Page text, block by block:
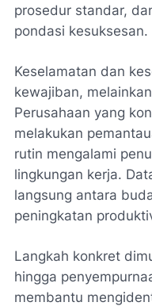
prosedur standar,
pondasi kesuksesan.
Keselamatan dan
kewajiban,
Perusahaan yang
melakukan
rutin mengalami
lingkungan kerja.
langsung antara
peningkatan
Langkah konkret
hingga
membantu